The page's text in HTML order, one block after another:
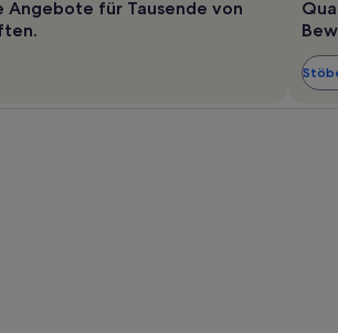
Angebote für Tausende von